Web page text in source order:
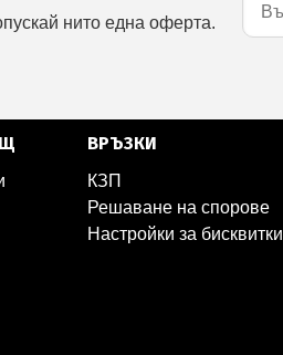
нито една оферта.
ВРЪЗКИ
КЗП
Решаване на спорове
Настройки за бисквитки